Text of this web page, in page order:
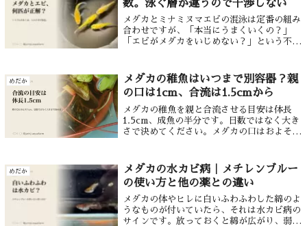
数。泳ぐ層が違うので干渉しない
メダカとミナミヌマエビの混泳は定番の組み
合わせですが、「本当にうまくいくの？」
「エビがメダカをいじめない？」という不安
と隠れ家さえ守れば、ほとんどのトラブルは
防...
めだか
メダカの稚魚はいつまで別容器？親
の口は1cm、合流は1.5cmから
メダカの稚魚を親と合流させる目安は体長
1.5cm、成魚の半分です。日数ではなく大き
さで決めてください。メダカの口はおよそ
で大きくずれます。原寸で比べた図、合流前
に確かめる4つ、網を使わない移し方、秋生
まれの扱いまでまとめました。
めだか
メダカの水カビ病｜メチレンブルー
の使い方と他の薬との違い
メダカの体やヒレに白いふわふわした綿のよ
うなものが付いていたら、それは水カビ病の
サインです。放っておくと綿が広がり、弱っ